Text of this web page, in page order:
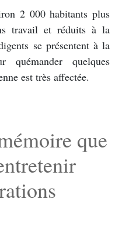
2 000 habitants plus
travail et réduits à la
se présentent à la
quémander quelques
est très affectée.
que